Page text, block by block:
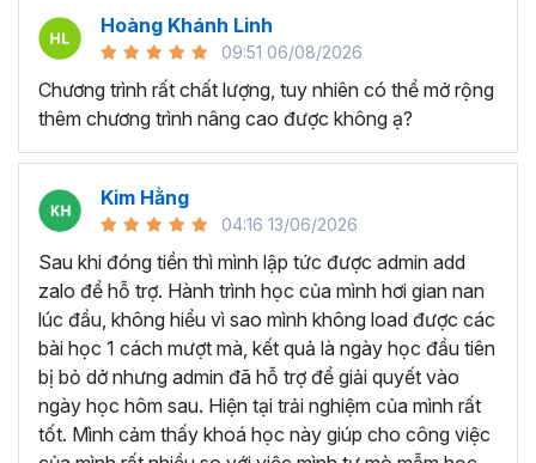
cầu). Nhiệm vụ của bạn là thiết kế và cung cấp các con
số kinh doanh một cách trực quan, chuyên nghiệp trên
Nếu bạn chưa có kiến thức gì về Power BI thì cũng đừng
cả về cách sử dụng các chức năng, công cụ trên Power
BI Desktop, giải thích rõ ràng và các mẹo hữu ích trong
từng bước thực hiện.
Cuối mỗi chương học đều có các bài thực hành để bạn có
thể vận dụng được các kiến thức đã học lý thuyết, tương
tự như các phần nhỏ của dự án, giống như cách bạn sẽ
làm việc trong công việc ngoài thực tế.
Sau khóa học này bạn có
thể?
Hoàng Khánh Linh
09:51 06/08/2026
Chương trình rất chất lượng, tuy nhiên có thể mở rộng
thêm chương trình nâng cao được không ạ?
Kim Hằng
04:16 13/06/2026
Sau khi đóng tiền thì mình lập tức được admin add
zalo để hỗ trợ. Hành trình học của mình hơi gian nan
lúc đầu, không hiểu vì sao mình không load được các
bài học 1 cách mượt mà, kết quả là ngày học đầu tiên
bị bỏ dở nhưng admin đã hỗ trợ để giải quyết vào
ngày học hôm sau. Hiện tại trải nghiệm của mình rất
tốt. Mình cảm thấy khoá học này giúp cho công việc